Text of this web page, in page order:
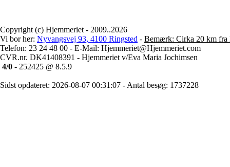
Copyright (c) Hjemmeriet - 2009..2026
Vi bor her: Nyvangsvej 93, 4100 Ringsted - Bemærk: Cirka 20 km fra
Telefon: 23 24 48 00 - E-Mail: Hjemmeriet@Hjemmeriet.com
CVR.nr. DK41408391 - Hjemmeriet v/Eva Maria Jochimsen
4/0 - 252425 @ 8.5.9
Sidst opdateret: 2026-08-07 00:31:07 - Antal besøg: 1737228